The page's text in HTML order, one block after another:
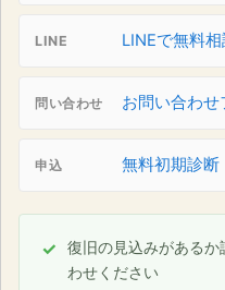
LINE LINEで無料相
問い合わせ お問い合わせ
申込 無料初期診断
復旧の見込みがある
わせください